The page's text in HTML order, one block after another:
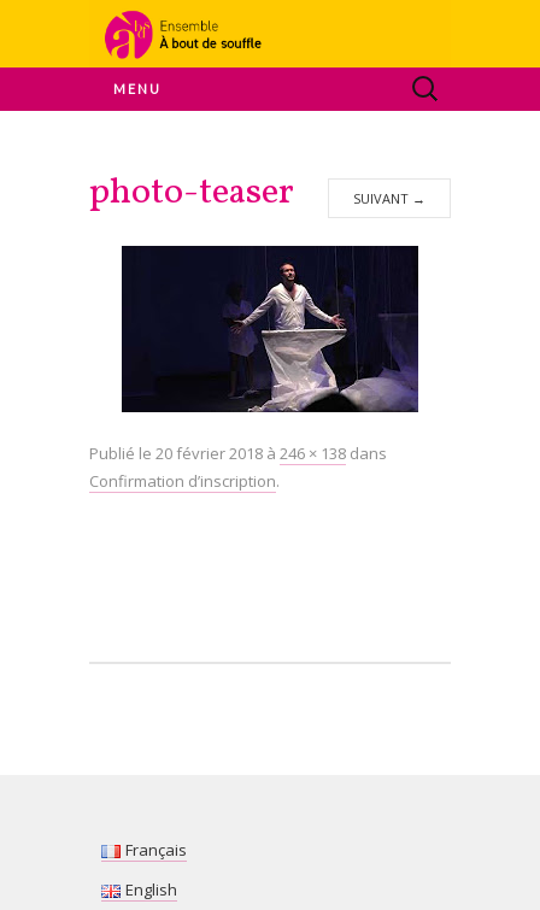
À bout de
souffle
MENU
photo-teaser SUIVANT →
Publié le 20 février 2018 à 246 × 138 dans
Confirmation d’inscription.
Français
English